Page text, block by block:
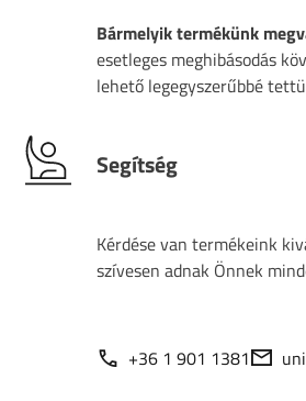
Bármelyik termékünk
esetleges meghibásodás
lehető legegyszerűbbé
Segítség
Kérdése van termékeink
szívesen adnak Önnek
+36 1 901 1381